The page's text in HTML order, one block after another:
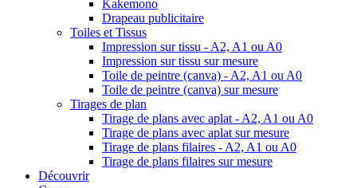
Kakemono
Drapeau publicitaire
Toiles et Tissus
Impression sur tissu - A2, A1 ou A0
Impression sur tissu sur mesure
Toile de peintre (canva) - A2, A1 ou A0
Toile de peintre (canva) sur mesure
Tirages de plan
Tirage de plans avec aplat - A2, A1 ou A0
Tirage de plans avec aplat sur mesure
Tirage de plans filaires - A2, A1 ou A0
Tirage de plans filaires sur mesure
Découvrir